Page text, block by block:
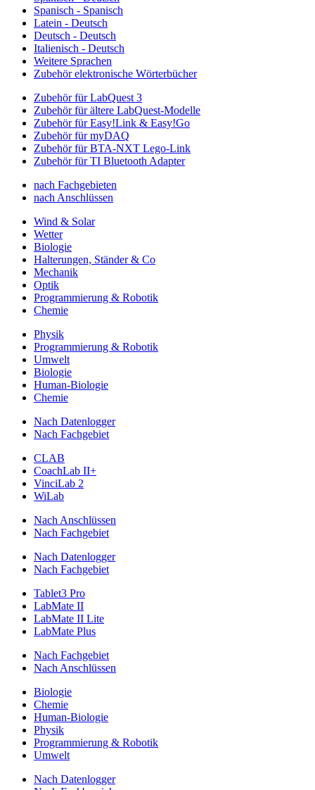
Spanisch - Spanisch
Latein - Deutsch
Deutsch - Deutsch
Italienisch - Deutsch
Weitere Sprachen
Zubehör elektronische Wörterbücher
Zubehör für LabQuest 3
Zubehör für ältere LabQuest-Modelle
Zubehör für Easy!Link & Easy!Go
Zubehör für myDAQ
Zubehör für BTA-NXT Lego-Link
Zubehör für TI Bluetooth Adapter
nach Fachgebieten
nach Anschlüssen
Wind & Solar
Wetter
Biologie
Halterungen, Ständer & Co
Mechanik
Optik
Programmierung & Robotik
Chemie
Physik
Programmierung & Robotik
Umwelt
Biologie
Human-Biologie
Chemie
Nach Datenlogger
Nach Fachgebiet
CLAB
CoachLab II+
VinciLab 2
WiLab
Nach Anschlüssen
Nach Fachgebiet
Nach Datenlogger
Nach Fachgebiet
Tablet3 Pro
LabMate II
LabMate II Lite
LabMate Plus
Nach Fachgebiet
Nach Anschlüssen
Biologie
Chemie
Human-Biologie
Physik
Programmierung & Robotik
Umwelt
Nach Datenlogger